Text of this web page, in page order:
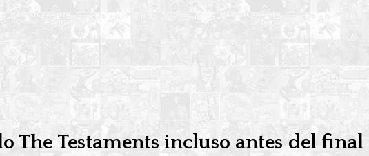
The Testaments incluso antes del final